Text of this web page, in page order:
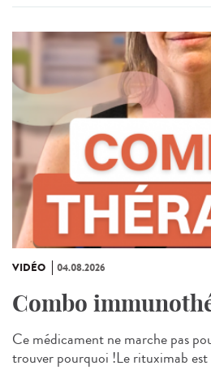
VIDÉO 04.08.2026
Combo
Ce médicament ne marche pas
trouver pourquoi !Le rituximab